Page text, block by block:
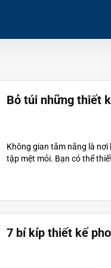
Bỏ túi những thiết
Không gian tắm nắng là
tập mệt mỏi. Bạn có thể
7 bí kíp thiết kế